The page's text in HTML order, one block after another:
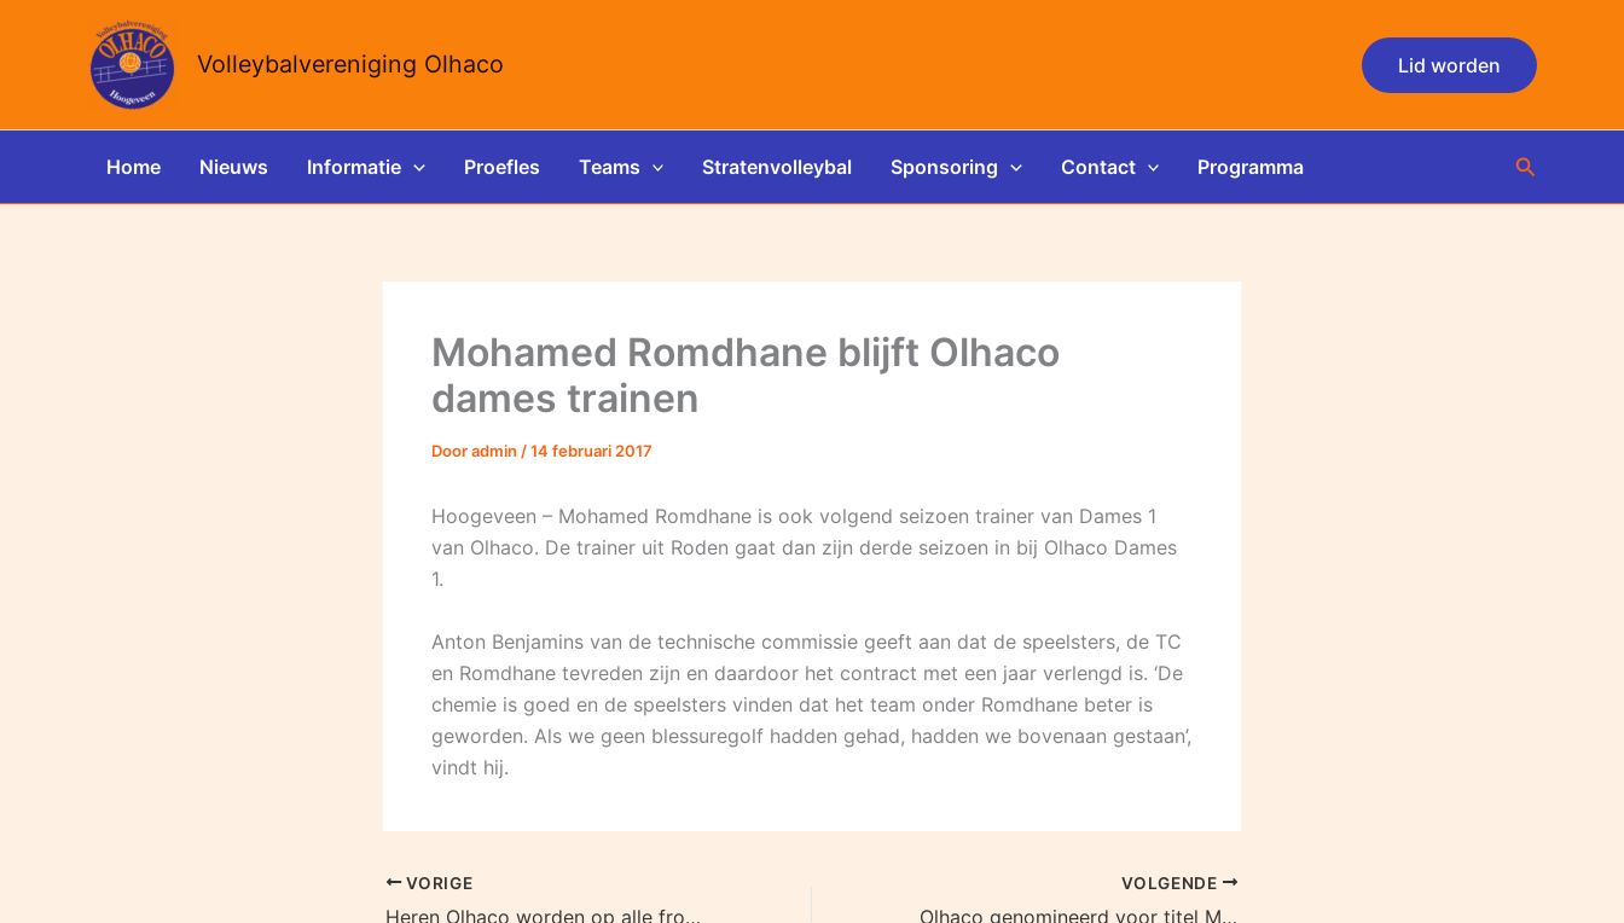
Volleybalvereniging Olhaco Lid worden
Home Nieuws Informatie Proefles Teams Stratenvolleybal Sponsoring Contact Programma Zoeken
Mohamed Romdhane blijft Olhaco
dames trainen
Dooradmin /14 februari 2017
Hoogeveen – Mohamed Romdhane is ook volgend seizoen trainer van Dames 1
van Olhaco. De trainer uit Roden gaat dan zijn derde seizoen in bij Olhaco Dames
1.
Anton Benjamins van de technische commissie geeft aan dat de speelsters, de TC
en Romdhane tevreden zijn en daardoor het contract met een jaar verlengd is. ‘De
chemie is goed en de speelsters vinden dat het team onder Romdhane beter is
geworden. Als we geen blessuregolf hadden gehad, hadden we bovenaan gestaan’,
vindt hij.
VORIGE
Heren Olhaco worden op alle fronten afgetroefd
VOLGENDE
Olhaco genomineerd voor titel Meest gastvrije volleybalvereniging